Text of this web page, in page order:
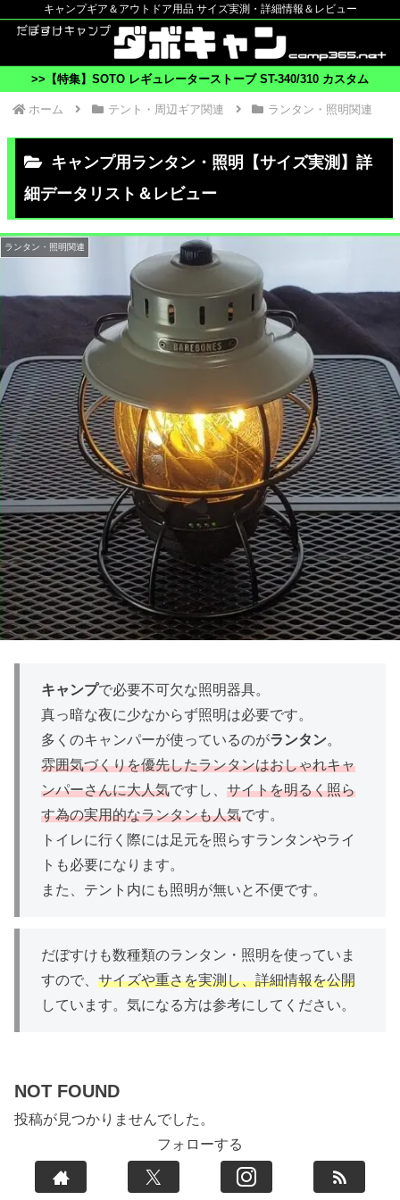
キャンプギア＆アウトドア用品 サイズ実測・詳細情報＆レビュー
>>【特集】SOTO レギュレーターストーブ ST-340/310 カスタム
ホーム テント・周辺ギア関連 ランタン・照明関連
キャンプ用ランタン・照明【サイズ実測】詳
細データリスト＆レビュー
ランタン・照明関連
キャンプで必要不可欠な照明器具。
真っ暗な夜に少なからず照明は必要です。
多くのキャンパーが使っているのがランタン。
雰囲気づくりを優先したランタンはおしゃれキャ
ンパーさんに大人気ですし、 サイトを明るく照ら
す為の実用的なランタンも人気です。
トイレに行く際には足元を照らすランタンやライ
トも必要になります。
また、テント内にも照明が無いと不便です。
だぼすけも数種類のランタン・照明を使っていま
すので、 サイズや重さを実測し、詳細情報を公開
しています。気になる方は参考にしてください。
NOT FOUND
投稿が見つかりませんでした。
フォローする